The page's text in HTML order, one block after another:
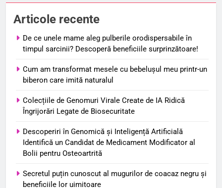
Articole recente
De ce unele mame aleg pulberile orodispersabile în
timpul sarcinii? Descoperă beneficiile surprinzătoare!
Cum am transformat mesele cu bebelușul meu printr-un
biberon care imită naturalul
Colecțiile de Genomuri Virale Create de IA Ridică
Îngrijorări Legate de Biosecuritate
Descoperiri în Genomică și Inteligență Artificială
Identifică un Candidat de Medicament Modificator al
Bolii pentru Osteoartrită
Secretul puțin cunoscut al mugurilor de coacaz negru și
beneficiile lor uimitoare